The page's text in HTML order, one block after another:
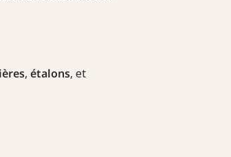
, étalons, et